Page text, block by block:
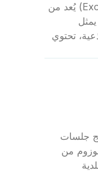
الإكسوزوم لعلاج الندبات – الإكسوزوم (Exosomes) يُعد من
تحتوي
جلسات
من